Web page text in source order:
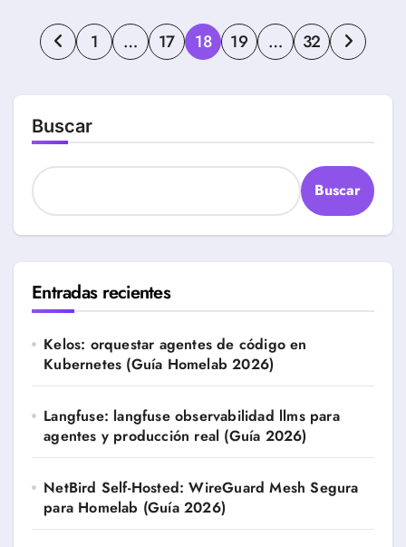
Paginación
de
1 … 17 18 19 … 32
Buscar
Buscar
Entradas recientes
Kelos: orquestar agentes de código en
Kubernetes (Guía Homelab 2026)
Langfuse: langfuse observabilidad llms para
agentes y producción real (Guía 2026)
NetBird Self-Hosted: WireGuard Mesh Segura
para Homelab (Guía 2026)